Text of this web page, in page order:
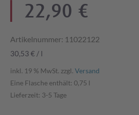
22,90 €
Artikelnummer: 11022122
30,53 € / l
inkl. 19 % MwSt. zzgl. Versand
Eine Flasche enthält: 0,75 l
Lieferzeit: 3-5 Tage